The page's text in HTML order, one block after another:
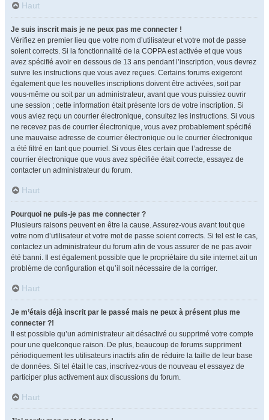
Haut
Je suis inscrit mais je ne peux pas me connecter !
Vérifiez en premier lieu que votre nom d’utilisateur et votre mot de passe
soient corrects. Si la fonctionnalité de la COPPA est activée et que vous
avez spécifié avoir en dessous de 13 ans pendant l’inscription, vous devrez
suivre les instructions que vous avez reçues. Certains forums exigeront
également que les nouvelles inscriptions doivent être activées, soit par
vous-même ou soit par un administrateur, avant que vous puissiez ouvrir
une session ; cette information était présente lors de votre inscription. Si
vous aviez reçu un courrier électronique, consultez les instructions. Si vous
ne recevez pas de courrier électronique, vous avez probablement spécifié
une mauvaise adresse de courrier électronique ou le courrier électronique
a été filtré en tant que pourriel. Si vous êtes certain que l’adresse de
courrier électronique que vous avez spécifiée était correcte, essayez de
contacter un administrateur du forum.
Haut
Pourquoi ne puis-je pas me connecter ?
Plusieurs raisons peuvent en être la cause. Assurez-vous avant tout que
votre nom d’utilisateur et votre mot de passe soient corrects. Si tel est le cas,
contactez un administrateur du forum afin de vous assurer de ne pas avoir
été banni. Il est également possible que le propriétaire du site internet ait un
problème de configuration et qu’il soit nécessaire de la corriger.
Haut
Je m’étais déjà inscrit par le passé mais ne peux à présent plus me
connecter ?!
Il est possible qu’un administrateur ait désactivé ou supprimé votre compte
pour une quelconque raison. De plus, beaucoup de forums suppriment
périodiquement les utilisateurs inactifs afin de réduire la taille de leur base
de données. Si tel était le cas, inscrivez-vous de nouveau et essayez de
participer plus activement aux discussions du forum.
Haut